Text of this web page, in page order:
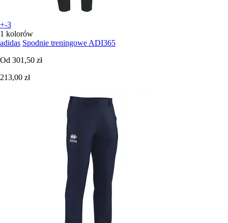
+-3
1 kolorów
adidas Spodnie treningowe ADI365
Od 301,50 zł
213,00 zł